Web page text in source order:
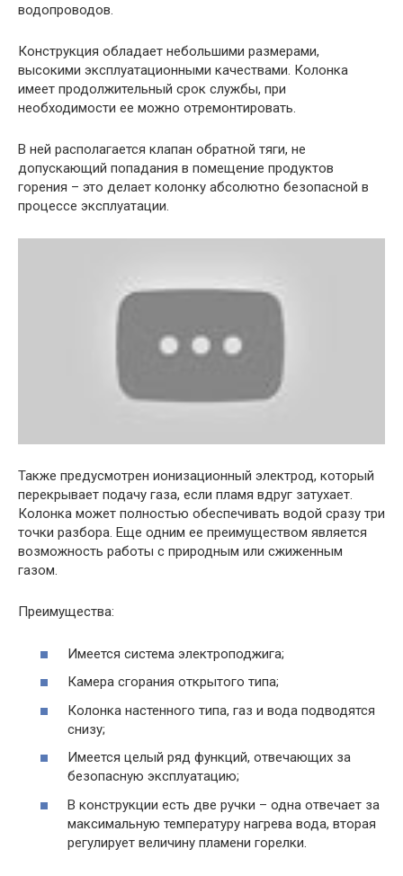
водопроводов.
Конструкция обладает небольшими размерами,
высокими эксплуатационными качествами. Колонка
имеет продолжительный срок службы, при
необходимости ее можно отремонтировать.
В ней располагается клапан обратной тяги, не
допускающий попадания в помещение продуктов
горения – это делает колонку абсолютно безопасной в
процессе эксплуатации.
Также предусмотрен ионизационный электрод, который
перекрывает подачу газа, если пламя вдруг затухает.
Колонка может полностью обеспечивать водой сразу три
точки разбора. Еще одним ее преимуществом является
возможность работы с природным или сжиженным
газом.
Преимущества:
Имеется система электроподжига;
Камера сгорания открытого типа;
Колонка настенного типа, газ и вода подводятся
снизу;
Имеется целый ряд функций, отвечающих за
безопасную эксплуатацию;
В конструкции есть две ручки – одна отвечает за
максимальную температуру нагрева вода, вторая
регулирует величину пламени горелки.